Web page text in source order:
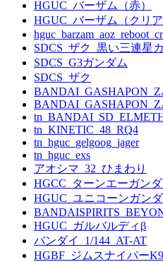
HGUC_バーザム（赤）
HGUC_バーザム（クリア
SDCS_ザク_黒い三連星
SDCS_G3ガンダム
SDCS_ザク
tn_KINETIC_48_RQ4
tn_hguc_gelgoog_jager
tn_hguc_exs
アオシマ_32_ひまわり
HGCC_ターンエーガン
HGUC_ユニコーンガン
HGUC_ガルバルディβ
バンダイ_1/144_AT-AT
HGBF_ジムスナイパーK9